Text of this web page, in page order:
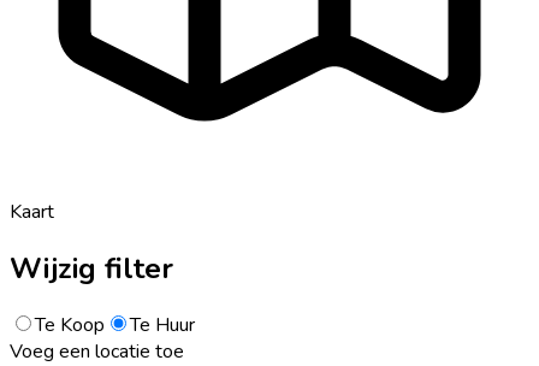
Kaart
Wijzig filter
Te Koop
Te Huur
Voeg een locatie toe